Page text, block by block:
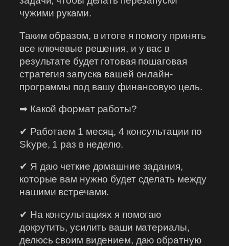
чужими руками.
Таким образом, в итоге я помогу принять
все ключевые решения, и у вас в
результате будет готовая пошаговая
стратегия запуска вашей онлайн-
программы под вашу финансовую цель.
➡ Какой формат работы?
✔ Работаем 1 месяц, 4 консультации по
Skype, 1 раз в неделю.
✔ Я даю четкие домашние задания,
которые вам нужно будет сделать между
нашими встречами.
✔ На консультациях я помогаю
докрутить, усилить ваши материалы,
делюсь своим видением, даю обратную